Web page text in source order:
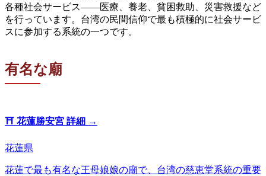
各種社会サービス——医療、養老、貧困救助、災害救援など
を行っています。台湾の民間信仰で最も積極的に社会サービ
スに参加する系統の一つです。
有名な廟
⛩️ 花蓮勝安宮 詳細 →
花蓮県
花蓮で最も有名な王母娘娘の廟で、台湾の慈恵堂系統の重要